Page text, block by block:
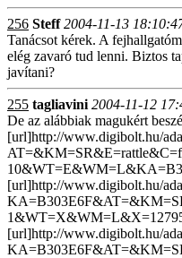
256 Steff 2004-11-13
Tanácsot kérek. A
elég zavaró tud lenni. Biztos
javítani?
255 tagliavini 2004-11-12
De az alábbiak magukért
[url]http://www.digibolt.hu/
[url]http://www.digibolt.hu/
[url]http://www.digibolt.hu/